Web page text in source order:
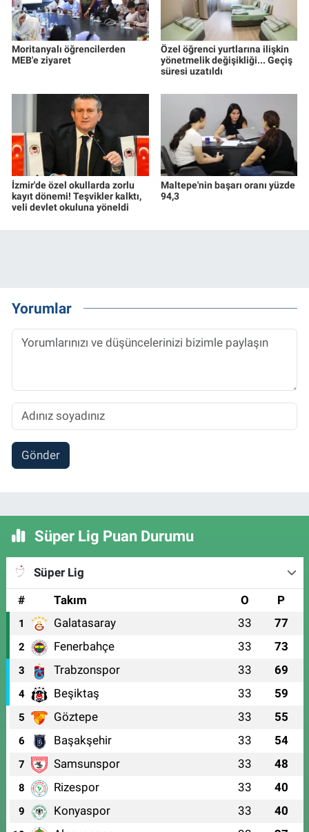
Moritanyalı öğrencilerden
MEB'e ziyaret
Özel öğrenci yurtlarına ilişkin
yönetmelik değişikliği... Geçiş
süresi uzatıldı
İzmir'de özel okullarda zorlu
kayıt dönemi! Teşvikler kalktı,
veli devlet okuluna yöneldi
Maltepe'nin başarı oranı yüzde
94,3
Yorumlar
Gönder
Süper Lig Puan Durumu
Süper Lig
#
Takım O P
1 Galatasaray 33 77
2 Fenerbahçe 33 73
3 Trabzonspor 33 69
4 Beşiktaş 33 59
5 Göztepe 33 55
6 Başakşehir 33 54
7 Samsunspor 33 48
8 Rizespor 33 40
9 Konyaspor 33 40